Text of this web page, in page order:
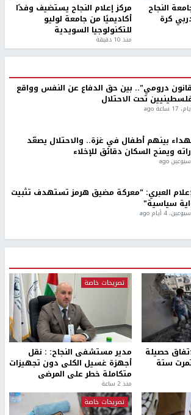
جامعة النجاح
كرة
مركز إعلام النجاح يستضيف وفدًا
أكاديميًا من جامعة لوليو
للتكنولوجيا السويدية
منذ 10 دقيقة
درومي".. بين حق الدفاع عن النفس وواقع
تحت الاحتلال
بينهم أطفال في غزة.. والاحتلال يصعّد
ويمنح السكان دقائق للإخلاء
العبري: "معركة مضيق هرمز تستهدف تثبيت
سياسية"
حصيلة
ستة
تصريحات خاصة
مدير مستشفى النجاح: : نقل
أجهزة غسيل الكلى دون تجهيزات
متكاملة خطر على المرضى
منذ 2 ساعة
تصريحات خاصة